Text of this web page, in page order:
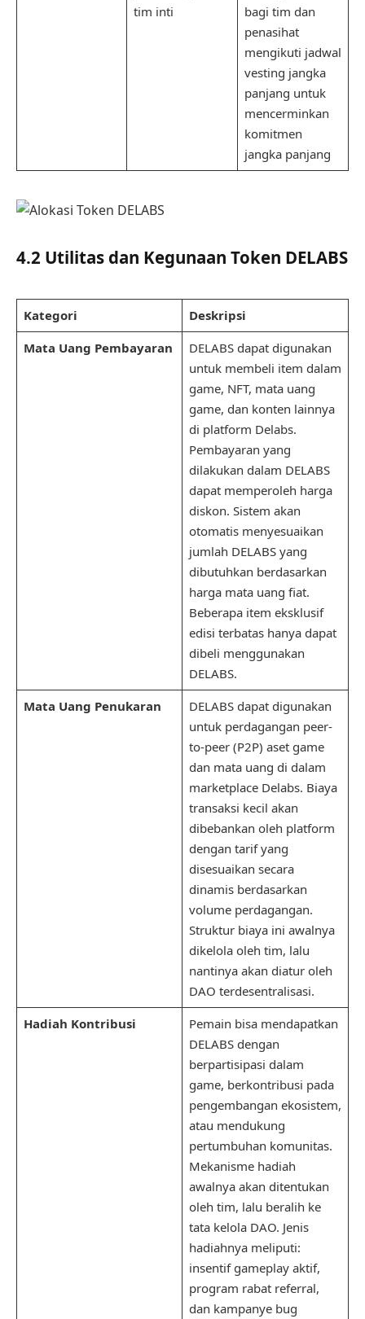
tim inti
bagi tim dan
penasihat
mengikuti jadwal
vesting jangka
panjang untuk
mencerminkan
komitmen
jangka panjang
4.2 Utilitas dan Kegunaan Token DELABS
Kategori
Deskripsi
Mata Uang Pembayaran
DELABS dapat digunakan
untuk membeli item dalam
game, NFT, mata uang
game, dan konten lainnya
di platform Delabs.
Pembayaran yang
dilakukan dalam DELABS
dapat memperoleh harga
diskon. Sistem akan
otomatis menyesuaikan
jumlah DELABS yang
dibutuhkan berdasarkan
harga mata uang fiat.
Beberapa item eksklusif
edisi terbatas hanya dapat
dibeli menggunakan
DELABS.
Mata Uang Penukaran
DELABS dapat digunakan
untuk perdagangan peer-
to-peer (P2P) aset game
dan mata uang di dalam
marketplace Delabs. Biaya
transaksi kecil akan
dibebankan oleh platform
dengan tarif yang
disesuaikan secara
dinamis berdasarkan
volume perdagangan.
Struktur biaya ini awalnya
dikelola oleh tim, lalu
nantinya akan diatur oleh
DAO terdesentralisasi.
Hadiah Kontribusi
Pemain bisa mendapatkan
DELABS dengan
berpartisipasi dalam
game, berkontribusi pada
pengembangan ekosistem,
atau mendukung
pertumbuhan komunitas.
Mekanisme hadiah
awalnya akan ditentukan
oleh tim, lalu beralih ke
tata kelola DAO. Jenis
hadiahnya meliputi:
insentif gameplay aktif,
program rabat referral,
dan kampanye bug